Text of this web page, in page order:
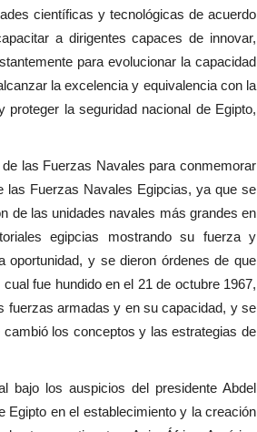
científicas y tecnológicas de acuerdo
a dirigentes capaces de innovar,
para evolucionar la capacidad
la excelencia y equivalencia con la
la seguridad nacional de Egipto,
las Fuerzas Navales para conmemorar
las Fuerzas Navales Egipcias, ya que se
de las unidades navales más grandes en
egipcias mostrando su fuerza y
oportunidad, y se dieron órdenes de que
fue hundido en el 21 de octubre 1967,
fuerzas armadas y en su capacidad, y se
los conceptos y las estrategias de
bajo los auspicios del presidente Abdel
Egipto en el establecimiento y la creación